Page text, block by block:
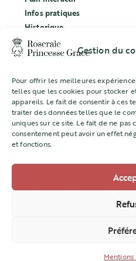
Gestion du
Pour offrir les meilleures
telles que les cookies pour stocker
appareils. Le fait de consentir à ces
traiter des données telles que le
uniques sur ce site. Le fait de ne
consentement peut avoir un effet
et fonctions.
Mentions
Infos pratiques
Historique
Évènements
Labellisation Ecocert
CONCOURS
L’ASSOCIATION
Mentions légales
Direction de